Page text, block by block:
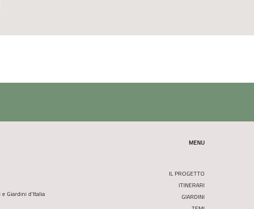
Giardini d’Italia
MENU
IL PROGETTO
ITINERARI
GIARDINI